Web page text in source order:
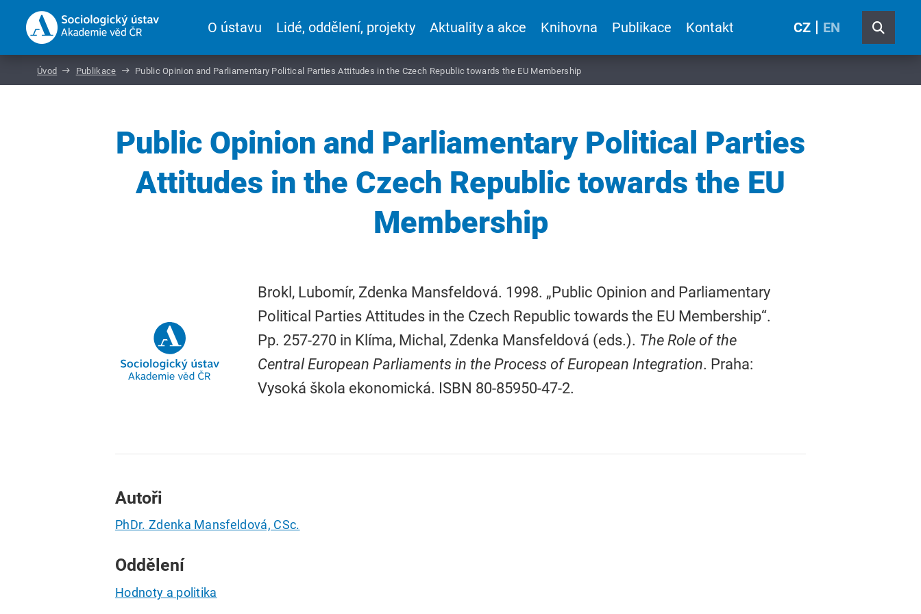
O ústavu Lidé, oddělení, projekty Aktuality a akce Knihovna Publikace Kontakt CZ EN
Úvod Publikace Public Opinion and Parliamentary Political Parties Attitudes in the Czech Republic towards the EU Membership
Public Opinion and Parliamentary Political Parties
Attitudes in the Czech Republic towards the EU
Membership
Brokl, Lubomír, Zdenka Mansfeldová. 1998. „Public Opinion and Parliamentary
Political Parties Attitudes in the Czech Republic towards the EU Membership“.
Pp. 257-270 in Klíma, Michal, Zdenka Mansfeldová (eds.). The Role of the
Central European Parliaments in the Process of European Integration. Praha:
Vysoká škola ekonomická. ISBN 80-85950-47-2.
Autoři
PhDr. Zdenka Mansfeldová, CSc.
Oddělení
Hodnoty a politika